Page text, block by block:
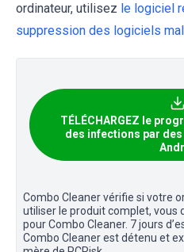
ordinateur, utilisez le logiciel
suppression des logiciels
TÉLÉCHARGEZ le
des infections par
Combo Cleaner vérifie si votre
utiliser le produit complet, vous
pour Combo Cleaner. 7 jours
Combo Cleaner est détenu et